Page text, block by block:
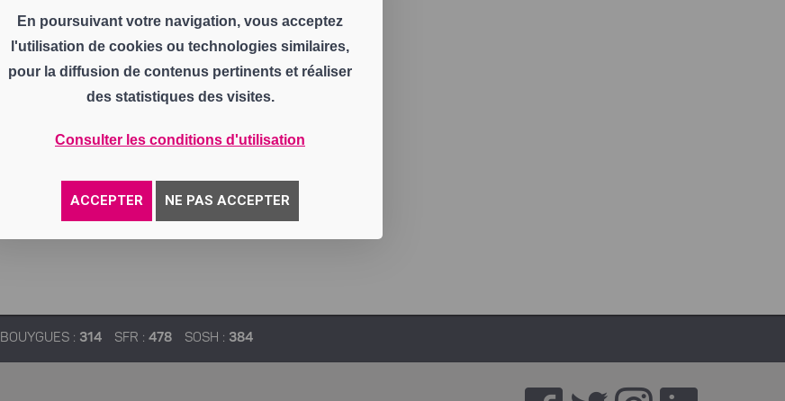
En poursuivant votre navigation, vous acceptez
l'utilisation de cookies ou technologies similaires,
pour la diffusion de contenus pertinents et réaliser
des statistiques des visites.
Consulter les conditions d'utilisation
ACCEPTER NE PAS ACCEPTER
BOUYGUES : 314 SFR : 478 SOSH : 384